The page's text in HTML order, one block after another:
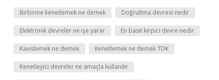
Birbirine kenetlemek ne demek Doğrultma devresi nedir
Elektronik devreler ne işe yarar En basit kırpıcı devre nedir
Kavislemek ne demek Kenetlemek ne demek TDK
Kenetleyici devreler ne amaçla kullanılır